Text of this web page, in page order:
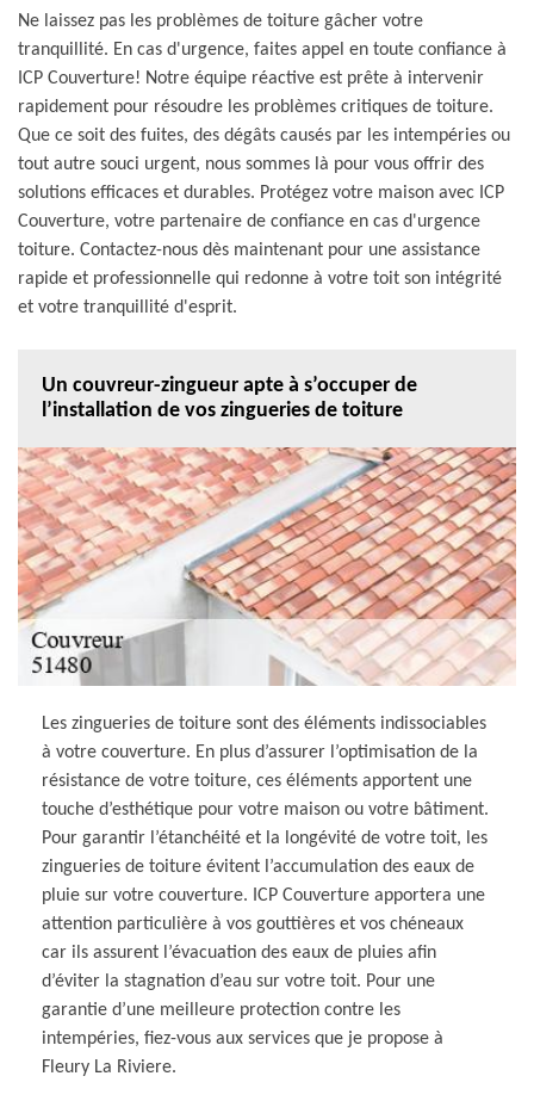
Ne laissez pas les problèmes de toiture gâcher votre
tranquillité. En cas d'urgence, faites appel en toute confiance à
ICP Couverture! Notre équipe réactive est prête à intervenir
rapidement pour résoudre les problèmes critiques de toiture.
Que ce soit des fuites, des dégâts causés par les intempéries ou
tout autre souci urgent, nous sommes là pour vous offrir des
solutions efficaces et durables. Protégez votre maison avec ICP
Couverture, votre partenaire de confiance en cas d'urgence
toiture. Contactez-nous dès maintenant pour une assistance
rapide et professionnelle qui redonne à votre toit son intégrité
et votre tranquillité d'esprit.
Un couvreur-zingueur apte à s’occuper de
l’installation de vos zingueries de toiture
Les zingueries de toiture sont des éléments indissociables
à votre couverture. En plus d’assurer l’optimisation de la
résistance de votre toiture, ces éléments apportent une
touche d’esthétique pour votre maison ou votre bâtiment.
Pour garantir l’étanchéité et la longévité de votre toit, les
zingueries de toiture évitent l’accumulation des eaux de
pluie sur votre couverture. ICP Couverture apportera une
attention particulière à vos gouttières et vos chéneaux
car ils assurent l’évacuation des eaux de pluies afin
d’éviter la stagnation d’eau sur votre toit. Pour une
garantie d’une meilleure protection contre les
intempéries, fiez-vous aux services que je propose à
Fleury La Riviere.